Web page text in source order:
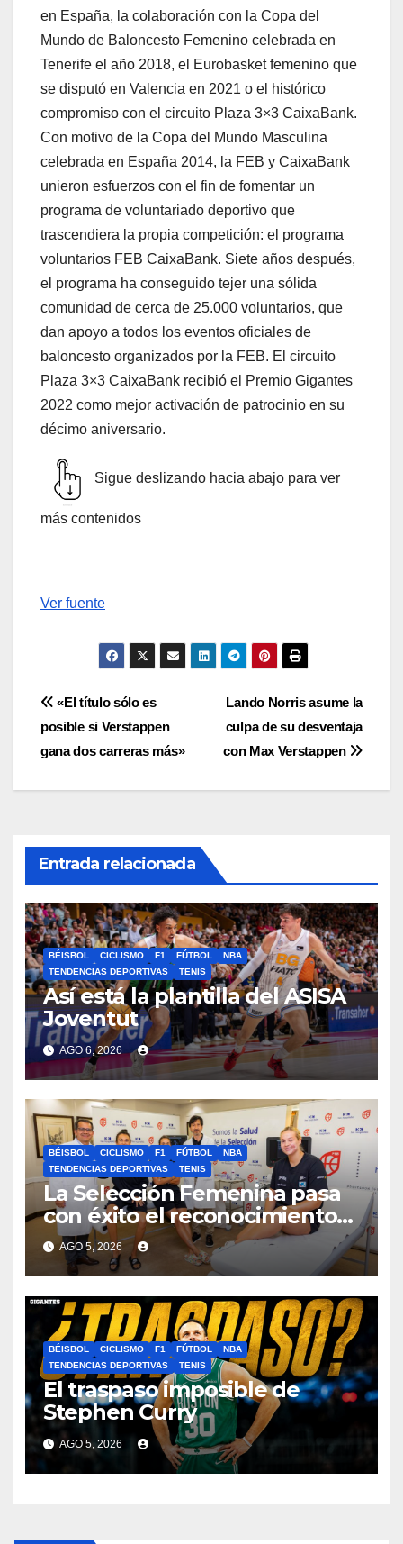
en España, la colaboración con la Copa del
Mundo de Baloncesto Femenino celebrada en
Tenerife el año 2018, el Eurobasket femenino que
se disputó en Valencia en 2021 o el histórico
compromiso con el circuito Plaza 3×3 CaixaBank.
Con motivo de la Copa del Mundo Masculina
celebrada en España 2014, la FEB y CaixaBank
unieron esfuerzos con el fin de fomentar un
programa de voluntariado deportivo que
trascendiera la propia competición: el programa
voluntarios FEB CaixaBank. Siete años después,
el programa ha conseguido tejer una sólida
comunidad de cerca de 25.000 voluntarios, que
dan apoyo a todos los eventos oficiales de
baloncesto organizados por la FEB. El circuito
Plaza 3×3 CaixaBank recibió el Premio Gigantes
2022 como mejor activación de patrocinio en su
décimo aniversario.
Sigue deslizando hacia abajo para ver
más contenidos
Ver fuente
Navegación
de
entradas
Lando Norris asume la
culpa de su desventaja
con Max Verstappen
«El título sólo es
posible si Verstappen
gana dos carreras más»
Entrada relacionada
BÉISBOL CICLISMO F1 FÚTBOL
NBA
TENDENCIAS DEPORTIVAS
TENIS
Así está la plantilla del ASISA
Joventut
AGO 6, 2026
BÉISBOL CICLISMO F1 FÚTBOL
NBA
TENDENCIAS DEPORTIVAS
TENIS
La Selección Femenina pasa
con éxito el reconocimiento
médico con HM Hospitales
AGO 5, 2026
BÉISBOL CICLISMO F1 FÚTBOL
NBA
TENDENCIAS DEPORTIVAS
TENIS
El traspaso imposible de
Stephen Curry
AGO 5, 2026